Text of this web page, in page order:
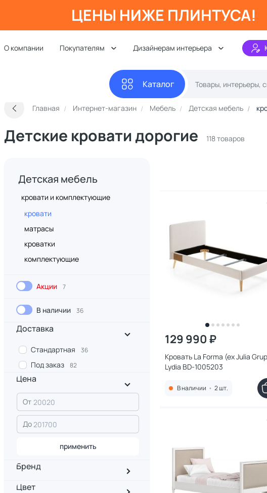
ЦЕНЫ НИЖЕ ПЛИНТУСА!
О компании Покупателям Дизайнерам интерьера
Каталог
Главная Интернет-магазин Мебель Детская мебель
Детские кровати дорогие 118 товаров
Детская мебель
кровати и комплектующие
кровати
матрасы
кроватки
комплектующие
Акции 7
В наличии 36
Доставка
Стандартная 36
Под заказ 82
Цена
От
До
применить
Бренд
Цвет
129 990 ₽
Кровать La Forma (ex Julia
Lydia BD-1005203
В наличии • 2 шт.